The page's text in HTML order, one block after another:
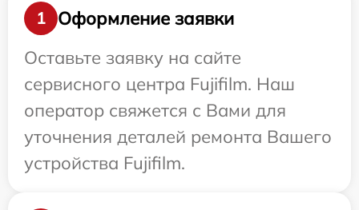
1
Оформление заявки
Оставьте заявку на сайте
сервисного центра Fujifilm. Наш
оператор свяжется с Вами для
уточнения деталей ремонта Вашего
устройства Fujifilm.